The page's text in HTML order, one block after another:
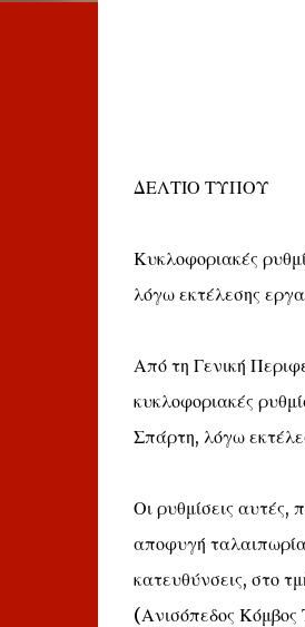
ΔΕΛΤΙΟ ΤΥΠΟΥ
Κυκλοφοριακές
λόγω εκτέλεσης
Από τη Γενική
κυκλοφοριακές
Σπάρτη, λόγω
Οι ρυθμίσεις
αποφυγή
κατευθύνσεις, στο
(Ανισόπεδος Κόμβος